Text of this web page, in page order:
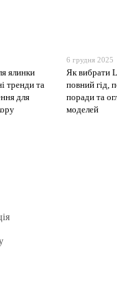
ялинки
тренди та
для
6 грудня 2025
Як вибрати
повний гід,
поради та
моделей